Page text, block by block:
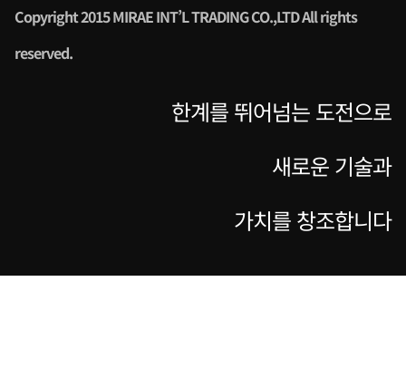
Copyright 2015 MIRAE INT’L TRADING CO.,LTD All rights
reserved.
한계를 뛰어넘는 도전으로
새로운 기술과
가치를 창조합니다